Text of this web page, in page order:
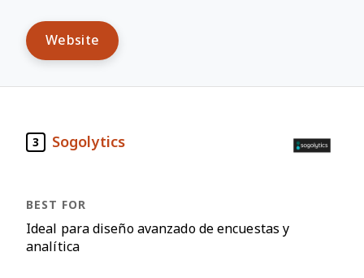
Website
3 Sogolytics
Ideal para diseño avanzado de encuestas y
analítica